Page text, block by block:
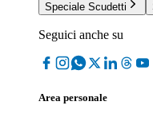
Speciale Scudetti
Seguici anche su
Area personale